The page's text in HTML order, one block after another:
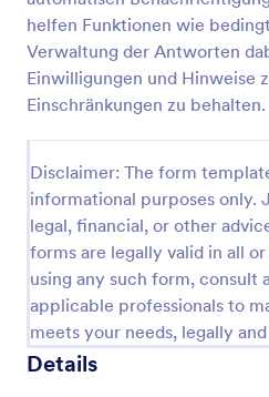
helfen Funktionen wie
Verwaltung der Antworten
Einwilligungen und Hinweise
Einschränkungen zu behalten.
Disclaimer: The form
informational purposes only.
legal, financial, or other
forms are legally valid in all
using any such form,
applicable professionals to
meets your needs, legally
Details
Erfassen Sie Einwilligungen
Schwimmen sowie wichtige
Schulen, Vereine und
Schwimmerlaubnisformular
Jotform.
Go to Category:
Einverständniserklärungen